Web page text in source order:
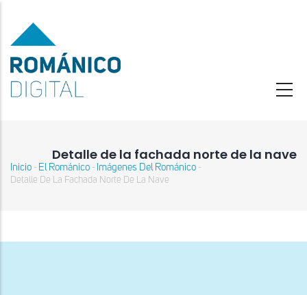
contenido
principal
Detalle de la fachada norte de la nave
Sobrescribir
ayuda
Inicio - El Románico - Imágenes Del Románico -
Detalle De La Fachada Norte De La Nave